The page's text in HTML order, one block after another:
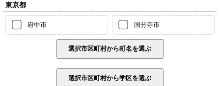
東京都
府中市 国分寺市